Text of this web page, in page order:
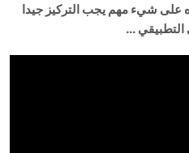
على شيء مهم يجب التركيز جيدا
…